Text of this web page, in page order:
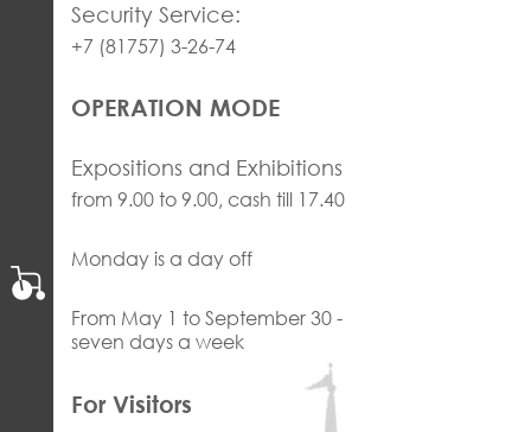
Security Service:
+7 (81757) 3-26-74
OPERATION MODE
Expositions and Exhibitions
from 9.00 to 9.00, cash till 17.40
Monday is a day off
From May 1 to September 30 -
seven days a week
ЛЕВАЯ
For Visitors